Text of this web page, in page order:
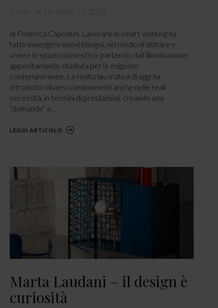
di Federica Capoduri. Lavorare in smart working ha
fatto emergere nuovi bisogni, nel modo di abitare e
vivere lo spazio domestico, partendo dall’illuminazione,
appositamente studiata per le esigenze
contemporanee. La realtà lavorativa di oggi ha
introdotto diversi cambiamenti anche nelle reali
necessità, in termini di prestazioni, creando una
“domanda” a…
LEGGI ARTICOLO
Marta Laudani – il design è
curiosità